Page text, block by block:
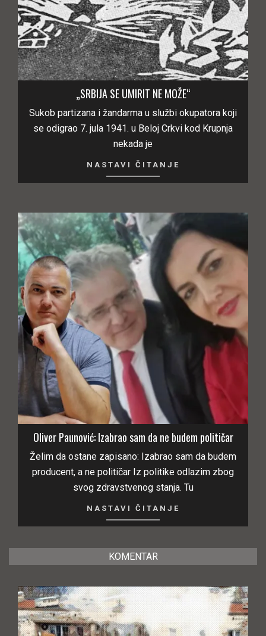
„SRBIJA SE UMIRIT NE MOŽE“
Sukob partizana i žandarma u službi okupatora koji
se odigrao 7. jula 1941. u Beloj Crkvi kod Krupnja
nekada je
NASTAVI ČITANJE
Oliver Paunović: Izabrao sam da ne budem političar
Želim da ostane zapisano: Izabrao sam da budem
producent, a ne političar Iz politike odlazim zbog
svog zdravstvenog stanja. Tu
NASTAVI ČITANJE
KOMENTAR